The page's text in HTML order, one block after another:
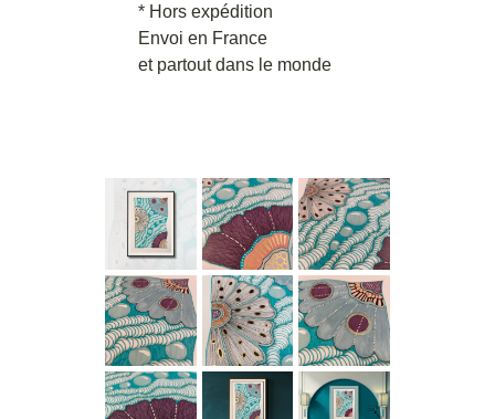
* Hors expédition
Envoi en France
et partout dans le monde